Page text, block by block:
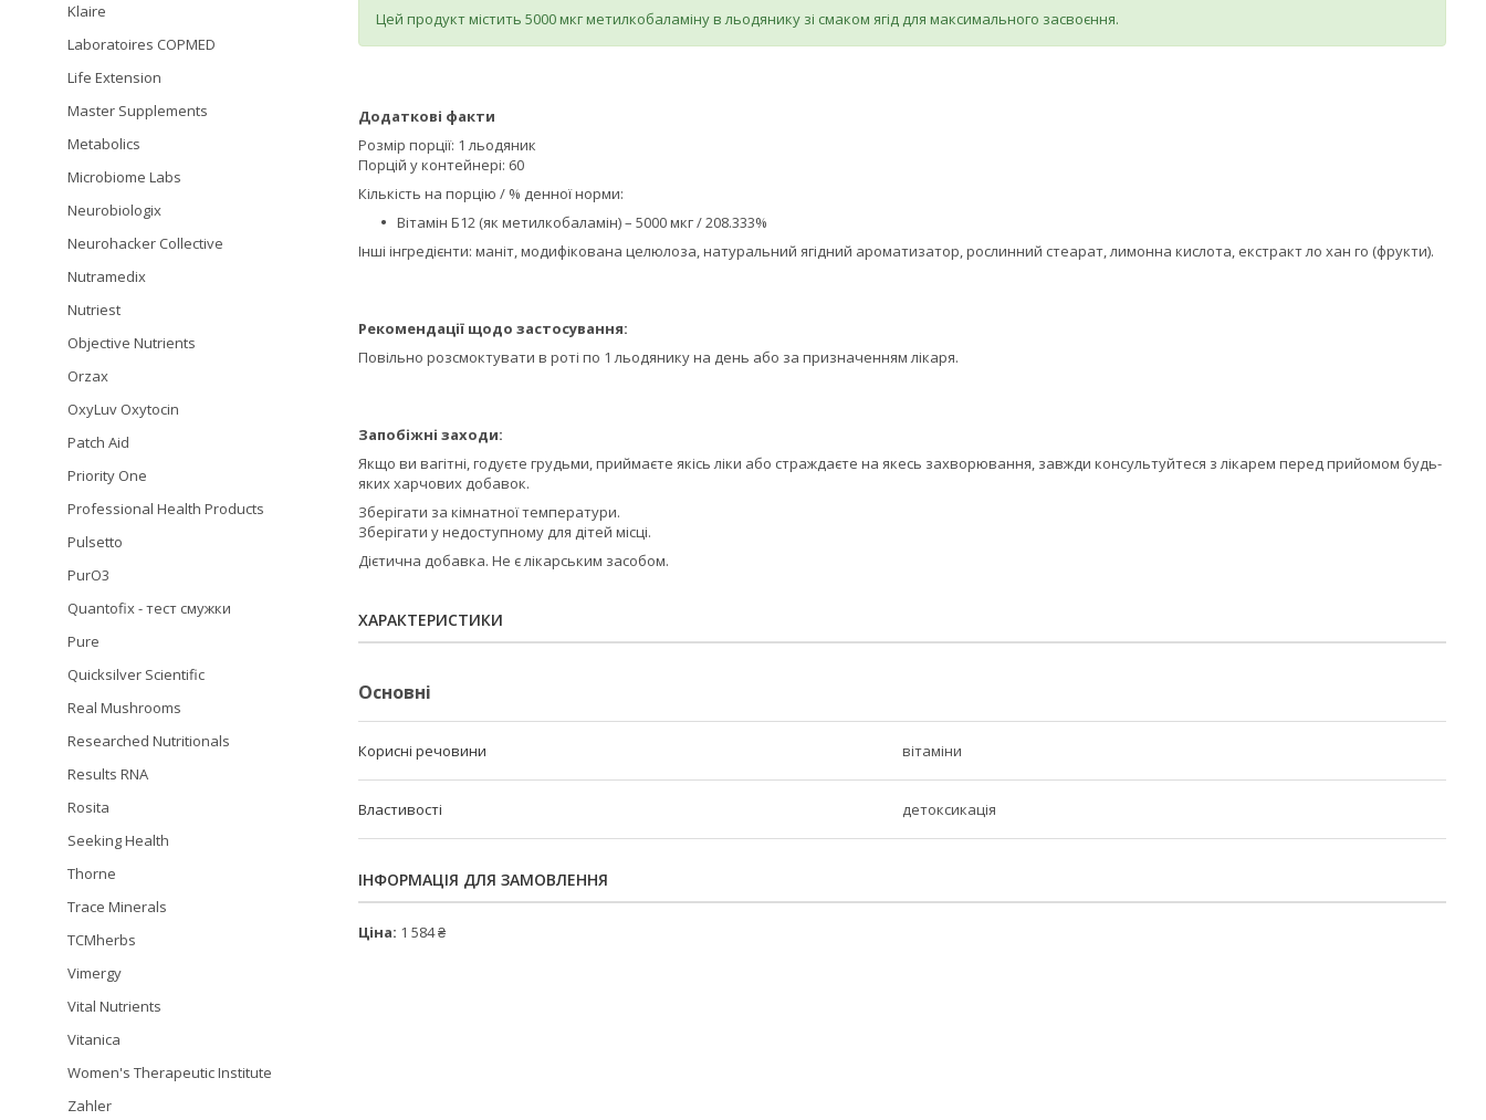
Цей продукт містить 5000 мкг метилкобаламіну в льодянику зі смаком ягід для максимального засвоєння.
Додаткові факти
Розмір порції: 1 льодяник
Порцій у контейнері: 60
Кількість на порцію / % денної норми:
Вітамін Б12 (як метилкобаламін) – 5000 мкг / 208.333%
Інші інгредієнти: маніт, модифікована целюлоза, натуральний ягідний ароматизатор, рослинний стеарат, лимонна кислота, екстракт ло хан го (фрукти).
Рекомендації щодо застосування:
Повільно розсмоктувати в роті по 1 льодянику на день або за призначенням лікаря.
Запобіжні заходи:
Якщо ви вагітні, годуєте грудьми, приймаєте якісь ліки або страждаєте на якесь захворювання, завжди консультуйтеся з лікарем перед прийомом будь-
яких харчових добавок.
Зберігати за кімнатної температури.
Зберігати у недоступному для дітей місці.
Дієтична добавка. Не є лікарським засобом.
ХАРАКТЕРИСТИКИ
Основні
Корисні речовини вітаміни
Властивості детоксикація
ІНФОРМАЦІЯ ДЛЯ ЗАМОВЛЕННЯ
Ціна: 1 584 ₴
Klaire
Laboratoires COPMED
Life Extension
Master Supplements
Metabolics
Microbiome Labs
Neurobiologix
Neurohacker Collective
Nutramedix
Nutriest
Objective Nutrients
Orzax
OxyLuv Oxytocin
Patch Aid
Priority One
Professional Health Products
Pulsetto
PurO3
Quantofix - тест смужки
Pure
Quicksilver Scientific
Real Mushrooms
Researched Nutritionals
Results RNA
Rosita
Seeking Health
Thorne
Trace Minerals
TCMherbs
Vimergy
Vital Nutrients
Vitanica
Women's Therapeutic Institute
Zahler